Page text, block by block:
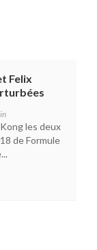
Felix
les deux
de Formule